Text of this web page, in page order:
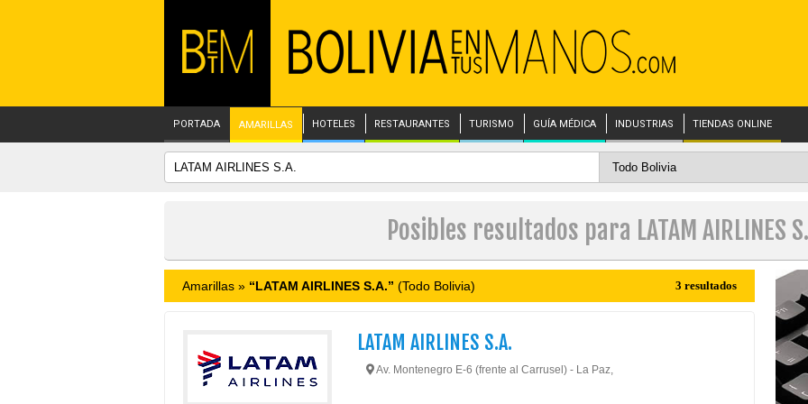
PORTADA AMARILLAS HOTELES RESTAURANTES TURISMO GUÍA MÉDICA INDUSTRIAS TIENDAS ONLINE
Posibles resultados para LATAM AIRLINES
Amarillas » “LATAM AIRLINES S.A.” (Todo Bolivia) 3 resultados
LATAM AIRLINES S.A.
Av. Montenegro E-6 (frente al Carrusel) - La Paz,